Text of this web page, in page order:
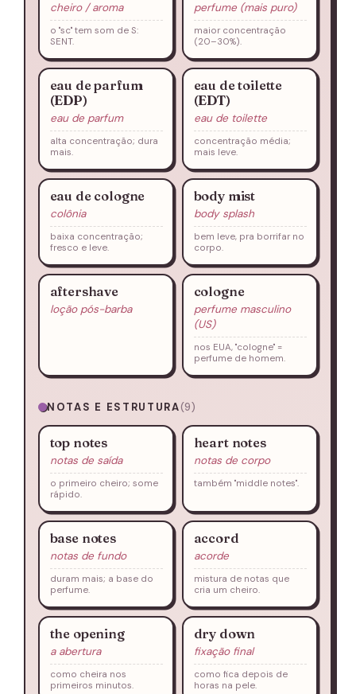
cheiro / aroma
o "sc" tem som de S:
SENT.
perfume (mais puro)
maior concentração
(20–30%).
eau de parfum
(EDP)
eau de parfum
alta concentração; dura
mais.
eau de toilette
(EDT)
eau de toilette
concentração média;
mais leve.
eau de cologne
colônia
baixa concentração;
fresco e leve.
body mist
body splash
bem leve, pra borrifar no
corpo.
aftershave
loção pós-barba
cologne
perfume masculino
(US)
nos EUA, "cologne" =
perfume de homem.
NOTAS E ESTRUTURA(9)
top notes
notas de saída
o primeiro cheiro; some
rápido.
heart notes
notas de corpo
também "middle notes".
base notes
notas de fundo
duram mais; a base do
perfume.
accord
acorde
mistura de notas que
cria um cheiro.
the opening
a abertura
como cheira nos
primeiros minutos.
dry down
fixação final
como fica depois de
horas na pele.